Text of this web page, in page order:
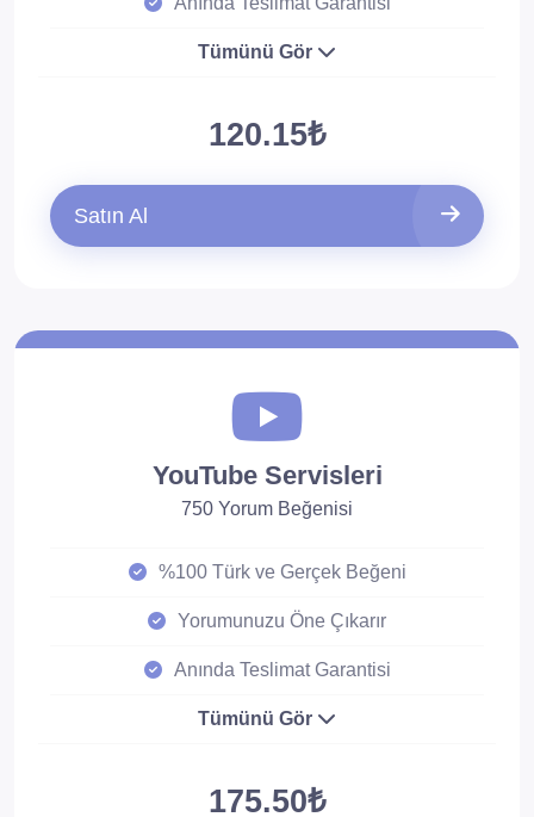
Tümünü Gör
120.15₺
Satın Al
YouTube Servisleri
750 Yorum Beğenisi
%100 Türk ve Gerçek Beğeni
Yorumunuzu Öne Çıkarır
Anında Teslimat Garantisi
Tümünü Gör
175.50₺